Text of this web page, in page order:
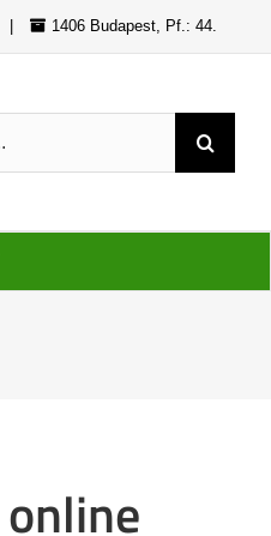
1406 Budapest, Pf.: 44.